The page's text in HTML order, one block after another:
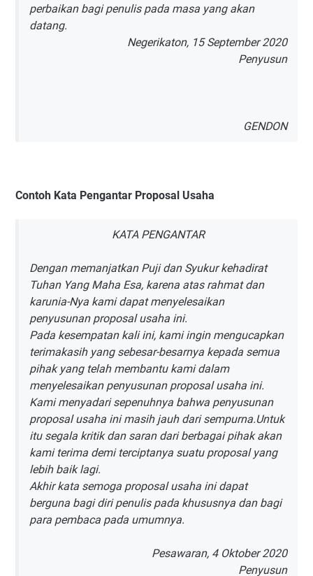
perbaikan bagi penulis pada masa yang akan
datang.
Negerikaton, 15 September 2020
Penyusun
GENDON
Contoh Kata Pengantar Proposal Usaha
KATA PENGANTAR
Dengan memanjatkan Puji dan Syukur kehadirat
Tuhan Yang Maha Esa, karena atas rahmat dan
karunia-Nya kami dapat menyelesaikan
penyusunan proposal usaha ini.
Pada kesempatan kali ini, kami ingin mengucapkan
terimakasih yang sebesar-besarnya kepada semua
pihak yang telah membantu kami dalam
menyelesaikan penyusunan proposal usaha ini.
Kami menyadari sepenuhnya bahwa penyusunan
proposal usaha ini masih jauh dari sempurna.Untuk
itu segala kritik dan saran dari berbagai pihak akan
kami terima demi terciptanya suatu proposal yang
lebih baik lagi.
Akhir kata semoga proposal usaha ini dapat
berguna bagi diri penulis pada khususnya dan bagi
para pembaca pada umumnya.
Pesawaran, 4 Oktober 2020
Penyusun